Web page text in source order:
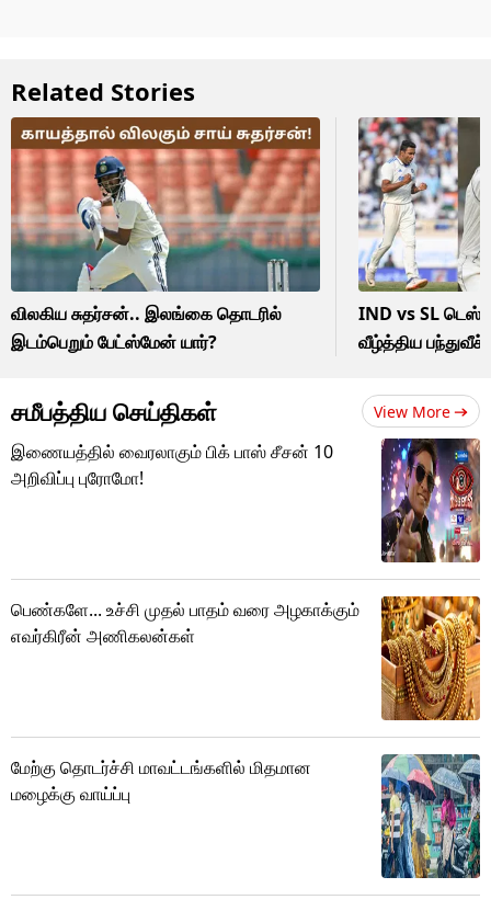
Related Stories
விலகிய சுதர்சன்.. இலங்கை தொடரில்
இடம்பெறும் பேட்ஸ்மேன் யார்?
IND vs SL
வீழ்த்திய
சமீபத்திய செய்திகள் View More
இணையத்தில் வைரலாகும் பிக் பாஸ் சீசன் 10
அறிவிப்பு புரோமோ!
பெண்களே... உச்சி முதல் பாதம் வரை அழகாக்கும்
எவர்கிரீன் அணிகலன்கள்
மேற்கு தொடர்ச்சி மாவட்டங்களில் மிதமான
மழைக்கு வாய்ப்பு